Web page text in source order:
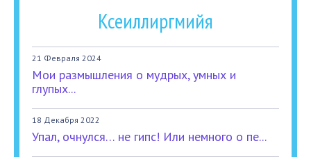
Ксеиллиргмийя
21 Февраля 2024
Мои размышления о мудрых, умных и
глупых...
18 Декабря 2022
Упал, очнулся… не гипс! Или немного о пе...